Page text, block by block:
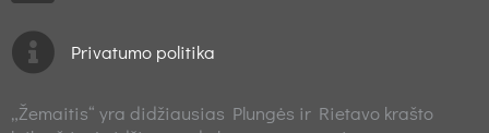
Privatumo politika
„Žemaitis“ yra didžiausias Plungės ir Rietavo krašto